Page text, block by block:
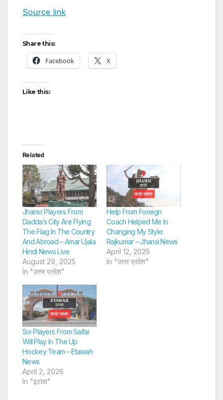
Source link
Share this:
Facebook X
Like this:
Related
Jhansi: Players From
Dadda’s City Are Flying
The Flag In The Country
And Abroad – Amar Ujala
Hindi News Live
August 29, 2025
In "उत्तर प्रदेश"
Help From Foreign
Coach Helped Me In
Changing My Style:
Rajkumar – Jhansi News
April 12, 2025
In "उत्तर प्रदेश"
Six Players From Saifai
Will Play In The Up
Hockey Team – Etawah
News
April 2, 2026
In "इटावा"